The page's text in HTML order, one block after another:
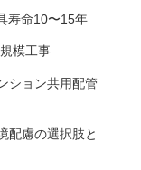
寿命10〜15年
模工事
ション共用配管
配慮の選択肢と